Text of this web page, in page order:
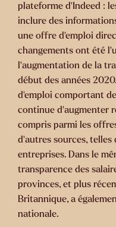
plateforme d'Indeed :
inclure des
une offre d'emploi
changements ont été
l'augmentation de la
début des années
d'emploi comportant
continue d'augmenter
compris parmi les
d'autres sources, telles
entreprises. Dans le
transparence des
provinces, et plus
Britannique, a
nationale.